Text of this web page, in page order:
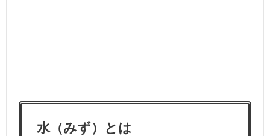
水（みず）とは